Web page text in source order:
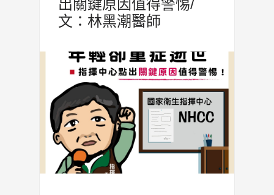
出關鍵原因值得警惕/
文：林黑潮醫師